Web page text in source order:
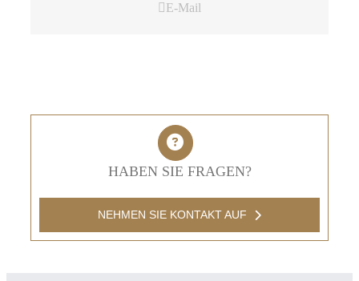
E-Mail
HABEN SIE FRAGEN?
NEHMEN SIE KONTAKT AUF